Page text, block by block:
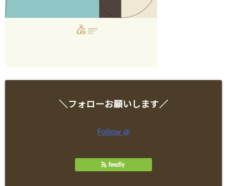
＼フォローお願いします／
Follow @
feedly